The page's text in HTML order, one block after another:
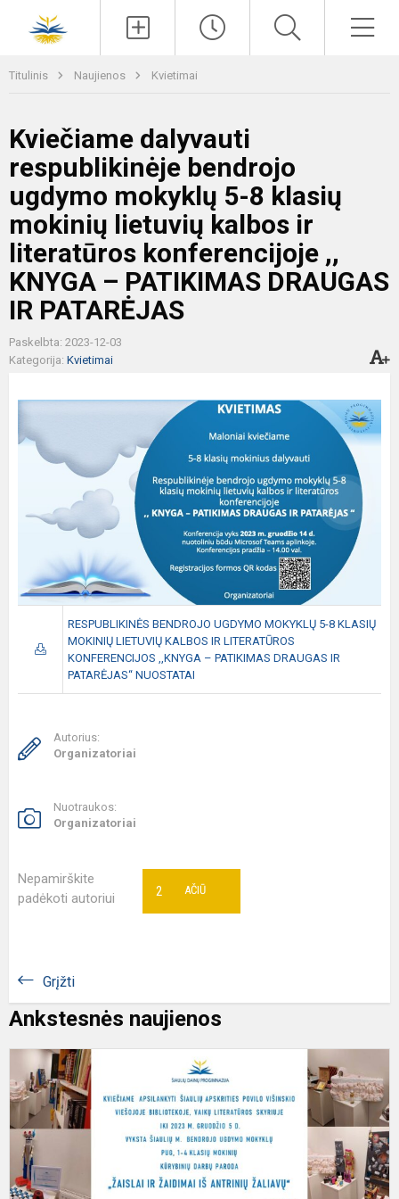
Titulinis Naujienos Kvietimai
Kviečiame dalyvauti
respublikinėje bendrojo
ugdymo mokyklų 5-8 klasių
mokinių lietuvių kalbos ir
literatūros konferencijoje ,,
KNYGA – PATIKIMAS DRAUGAS
IR PATARĖJAS
Paskelbta: 2023-12-03
Kategorija: Kvietimai
RESPUBLIKINĖS BENDROJO UGDYMO MOKYKLŲ 5-8 KLASIŲ
MOKINIŲ LIETUVIŲ KALBOS IR LITERATŪROS
KONFERENCIJOS ,,KNYGA – PATIKIMAS DRAUGAS IR
PATARĖJAS“ NUOSTATAI
Autorius:
Organizatoriai
Nuotraukos:
Organizatoriai
Nepamirškite
padėkoti autoriui
AČIŪ
2
Grįžti
Ankstesnės naujienos